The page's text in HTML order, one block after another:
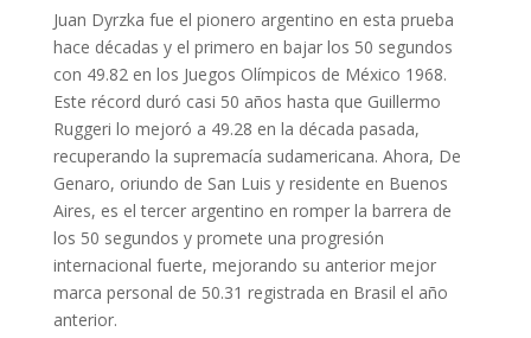
Juan Dyrzka fue el pionero argentino en esta prueba
hace décadas y el primero en bajar los 50 segundos
con 49.82 en los Juegos Olímpicos de México 1968.
Este récord duró casi 50 años hasta que Guillermo
Ruggeri lo mejoró a 49.28 en la década pasada,
recuperando la supremacía sudamericana. Ahora, De
Genaro, oriundo de San Luis y residente en Buenos
Aires, es el tercer argentino en romper la barrera de
los 50 segundos y promete una progresión
internacional fuerte, mejorando su anterior mejor
marca personal de 50.31 registrada en Brasil el año
anterior.